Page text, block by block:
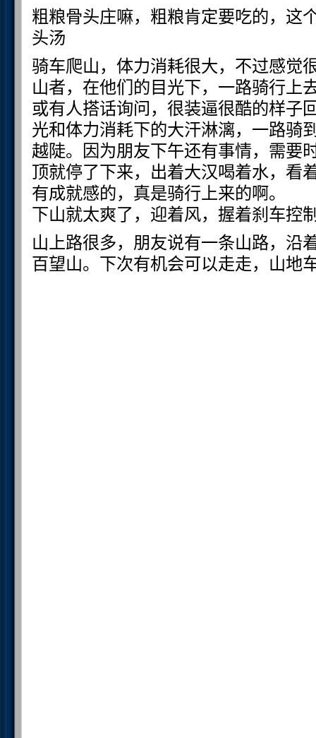
粗粮骨头庄嘛，粗粮肯定要吃的，这
头汤
骑车爬山，体力消耗很大，不过感觉
山者，在他们的目光下，一路骑行上
或有人搭话询问，很装逼很酷的样子
光和体力消耗下的大汗淋漓，一路骑
越陡。因为朋友下午还有事情，需要
顶就停了下来，出着大汉喝着水，看
有成就感的，真是骑行上来的啊。
下山就太爽了，迎着风，握着刹车控
山上路很多，朋友说有一条山路，沿
百望山。下次有机会可以走走，山地